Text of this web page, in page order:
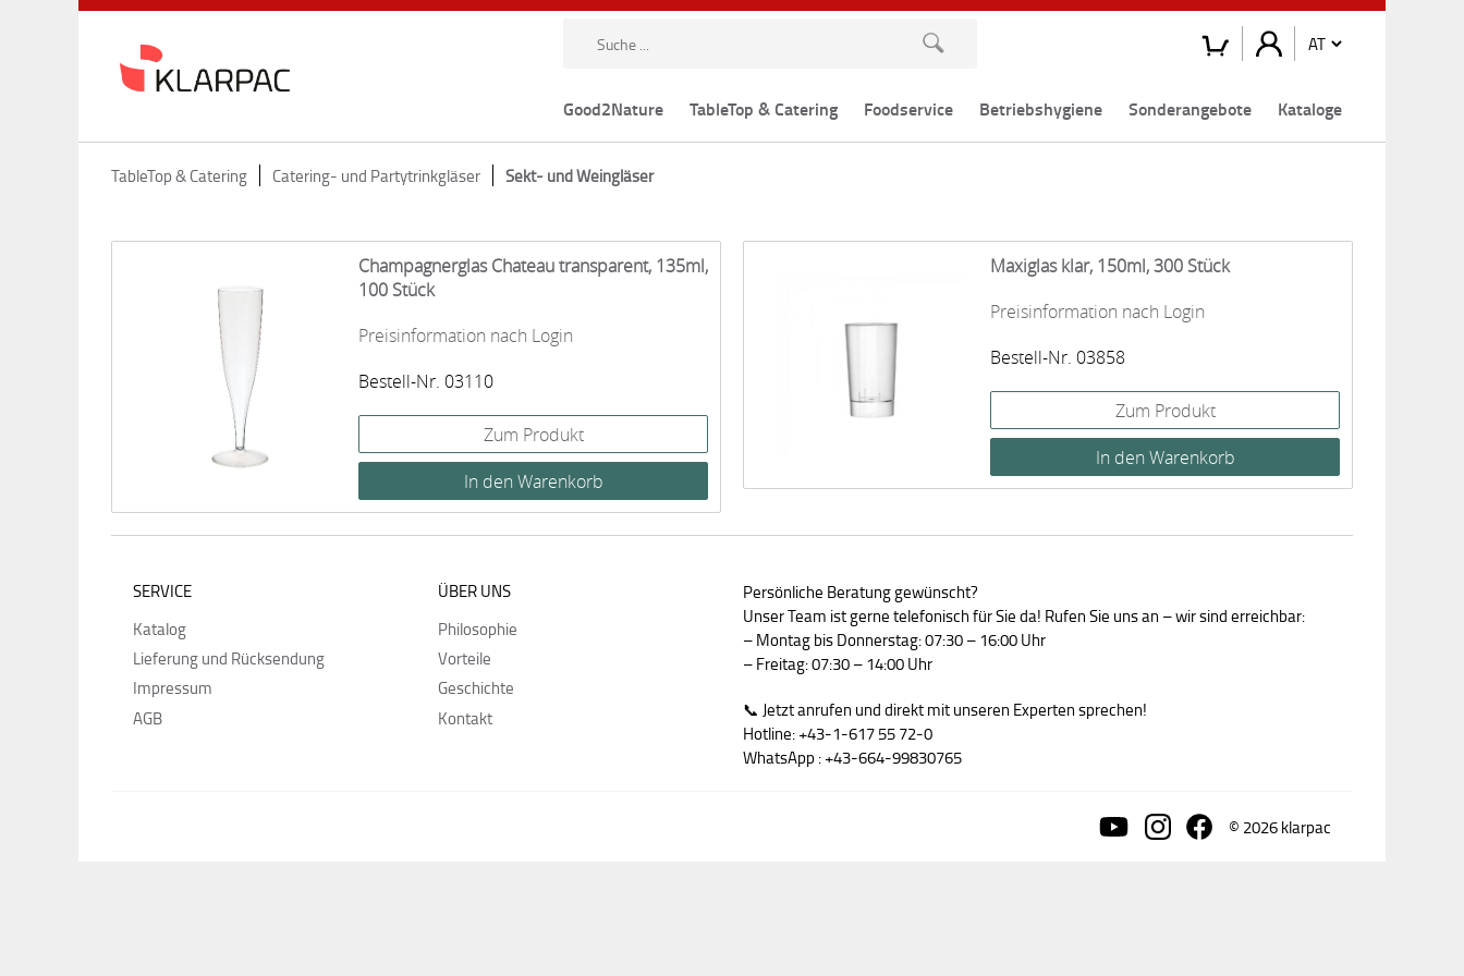
Good2Nature TableTop & Catering Foodservice Betriebshygiene Sonderangebote Kataloge
TableTop & Catering Catering- und Partytrinkgläser Sekt- und Weingläser
Champagnerglas Chateau transparent, 135ml,
100 Stück
Preisinformation nach Login
Bestell-Nr. 03110
Zum Produkt
Maxiglas klar, 150ml, 300 Stück
Preisinformation nach Login
Bestell-Nr. 03858
Zum Produkt
SERVICE
Katalog
Lieferung und Rücksendung
Impressum
AGB
ÜBER UNS
Philosophie
Vorteile
Geschichte
Kontakt
Persönliche Beratung gewünscht?
Unser Team ist gerne telefonisch für Sie da! Rufen Sie uns an – wir sind erreichbar:
– Montag bis Donnerstag: 07:30 – 16:00 Uhr
– Freitag: 07:30 – 14:00 Uhr
📞 Jetzt anrufen und direkt mit unseren Experten sprechen!
Hotline: +43-1-617 55 72-0
WhatsApp : +43-664-99830765
© 2026 klarpac